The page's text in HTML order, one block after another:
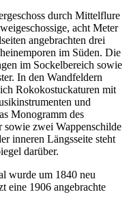
durch Mittelflure
acht Meter
angebrachten drei
im Süden. Die
im Sockelbereich sowie
In den Wandfeldern
Rokokostuckaturen mit
und
Monogramm des
sowie zwei Wappenschilde
inneren Längsseite steht
darüber.
wurde um 1840 neu
eine 1906 angebrachte